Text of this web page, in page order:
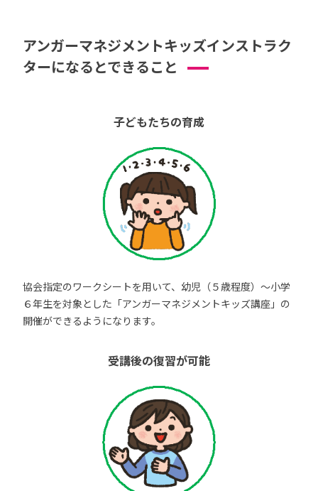
アンガーマネジメントキッズインストラク
ターになるとできること
子どもたちの育成
協会指定のワークシートを用いて、幼児（５歳程度）～小学
６年生を対象とした「アンガーマネジメントキッズ講座」の
開催ができるようになります。
受講後の復習が可能